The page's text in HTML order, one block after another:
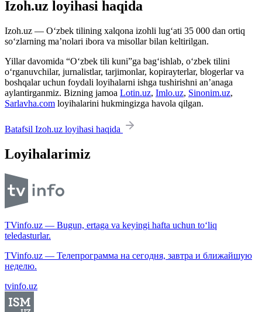
Izoh.uz loyihasi haqida
Izoh.uz — O‘zbek tilining xalqona izohli lug‘ati 35 000 dan ortiq
so‘zlarning ma’nolari ibora va misollar bilan keltirilgan.
Yillar davomida “O‘zbek tili kuni”ga bag‘ishlab, o‘zbek tilini
o‘rganuvchilar, jurnalistlar, tarjimonlar, kopirayterlar, blogerlar va
boshqalar uchun foydali loyihalarni ishga tushirishni an’anaga
aylantirganmiz. Bizning jamoa Lotin.uz, Imlo.uz, Sinonim.uz,
Sarlavha.com loyihalarini hukmingizga havola qilgan.
Batafsil Izoh.uz loyihasi haqida
Loyihalarimiz
TVinfo.uz — Bugun, ertaga va keyingi hafta uchun to‘liq
teledasturlar.
TVinfo.uz — Телепрограмма на сегодня, завтра и ближайшую
неделю.
tvinfo.uz